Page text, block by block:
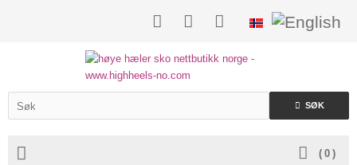
SØK
( 0 )